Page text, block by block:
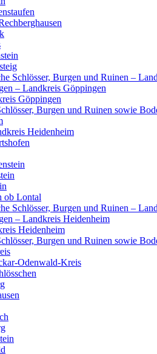
Schlösser, Burgen und Ruinen –
– Landkreis Göppingen
Göppingen
Burgen und Ruinen sowie
Heidenheim
ob Lontal
Schlösser, Burgen und Ruinen –
– Landkreis Heidenheim
Heidenheim
Burgen und Ruinen sowie
Odenwald-Kreis